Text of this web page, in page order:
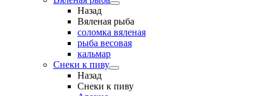
Назад
Вяленая рыба
соломка вяленая
рыба весовая
кальмар
Снеки к пиву
Назад
Снеки к пиву